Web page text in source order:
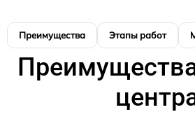
Преимущества Этапы работ